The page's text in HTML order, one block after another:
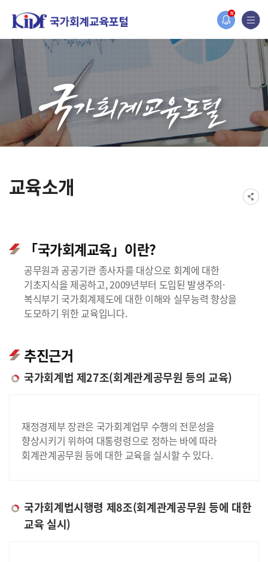
N
습니다.
가 새롭게 개설되었습니다.
교육소개
「국가회계교육」이란?
공무원과 공공기관 종사자를 대상으로 회계에 대한
기초지식을 제공하고, 2009년부터 도입된 발생주의·
복식부기 국가회계제도에 대한 이해와 실무능력 향상을
도모하기 위한 교육입니다.
추진근거
국가회계법 제27조(회계관계공무원 등의 교육)
재정경제부 장관은 국가회계업무 수행의 전문성을
향상시키기 위하여 대통령령으로 정하는 바에 따라
회계관계공무원 등에 대한 교육을 실시할 수 있다.
국가회계법시행령 제8조(회계관계공무원 등에 대한
교육 실시)